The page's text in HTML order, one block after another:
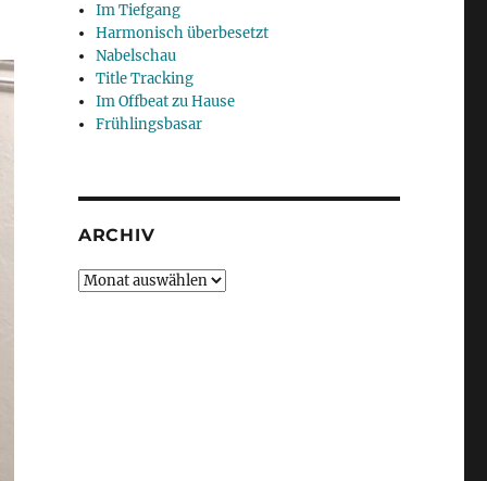
Im Tiefgang
Harmonisch überbesetzt
Nabelschau
Title Tracking
Im Offbeat zu Hause
Frühlingsbasar
ARCHIV
Archiv